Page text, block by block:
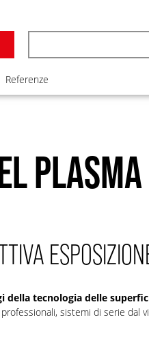
Referenze
della tecnologia delle
sistemi di serie dal